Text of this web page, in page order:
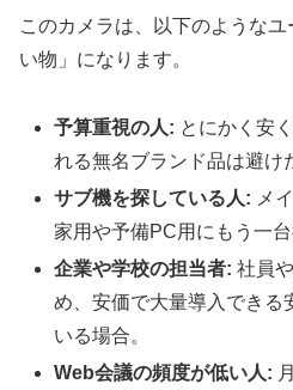
このカメラは、以下のような
い物」になります。
予算重視の人: とにかく安
れる無名ブランド品は避け
サブ機を探している人: メ
家用や予備PC用にもう一台
企業や学校の担当者: 社員
め、安価で大量導入できる
いる場合。
Web会議の頻度が低い人: